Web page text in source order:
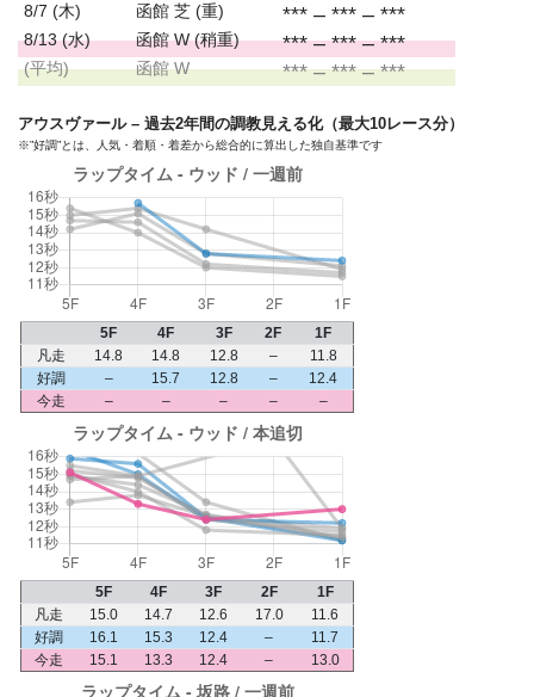
8/7 (木) 函館 芝 (重) *** – *** – ***
8/13 (水) 函館 W (稍重) *** – *** – ***
(平均) 函館 W *** – *** – ***
アウスヴァール – 過去2年間の調教見える化（最大10レース分）
※”好調”とは、人気・着順・着差から総合的に算出した独自基準です
5F 4F 3F 2F
1F
凡走
14.8 14.8 12.8 –
11.8
好調
– 15.7 12.8 –
12.4
今走
– – – – –
5F 4F 3F 2F
1F
凡走
15.0 14.7 12.6 17.0
11.6
好調
16.1 15.3 12.4 –
11.7
今走
15.1 13.3 12.4 – 13.0